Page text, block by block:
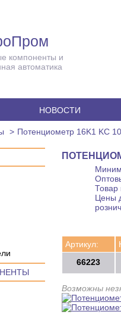
компоненты и
автоматика
НОВОСТИ
Потенциометр 16K1 KC
Товар
Цены
Артикул:
66223
Возможны